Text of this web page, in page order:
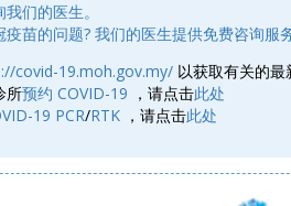
们的医生。
疫苗的问题? 我们的医生提供免费咨询服
covid-19.moh.gov.my/以获取有关的最
所预约 COVID-19 ，请点击此处
19 PCR/RTK ，请点击此处